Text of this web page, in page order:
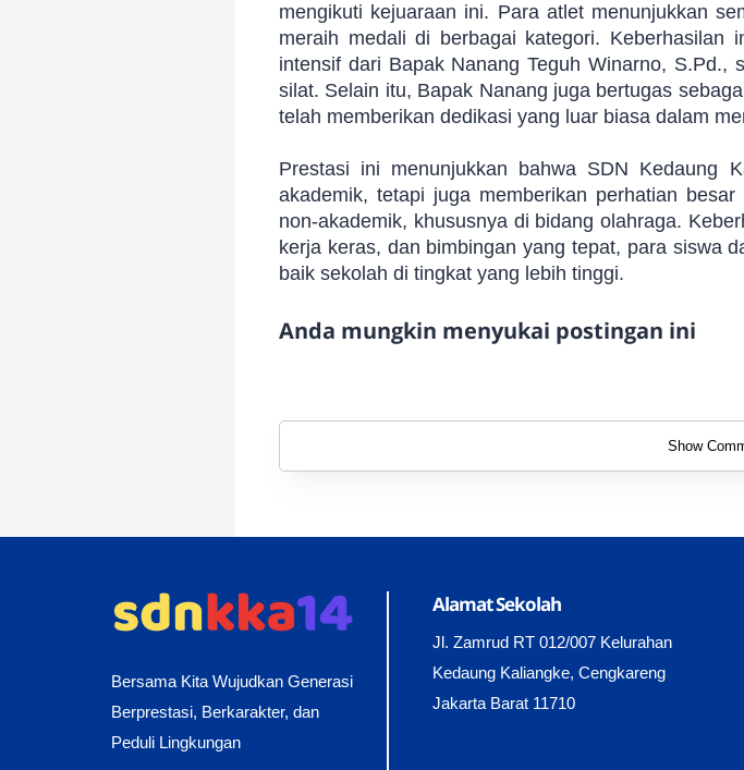
mengikuti kejuaraan ini. Para atlet menunjukkan
meraih medali di berbagai kategori.
intensif dari Bapak Nanang Teguh Winarno, S.Pd.,
silat. Selain itu, Bapak Nanang juga bertugas
telah memberikan dedikasi yang luar biasa dalam
Prestasi ini menunjukkan bahwa SDN Kedaung
akademik, tetapi juga memberikan perhatian
non-akademik, khususnya di bidang olahraga.
kerja keras, dan bimbingan yang tepat, para siswa
baik sekolah di tingkat yang lebih tinggi.
Anda mungkin menyukai postingan ini
Show
Bersama Kita Wujudkan Generasi
Berprestasi, Berkarakter, dan
Peduli Lingkungan
Alamat Sekolah
Jl. Zamrud RT 012/007 Kelurahan
Kedaung Kaliangke, Cengkareng
Jakarta Barat 11710